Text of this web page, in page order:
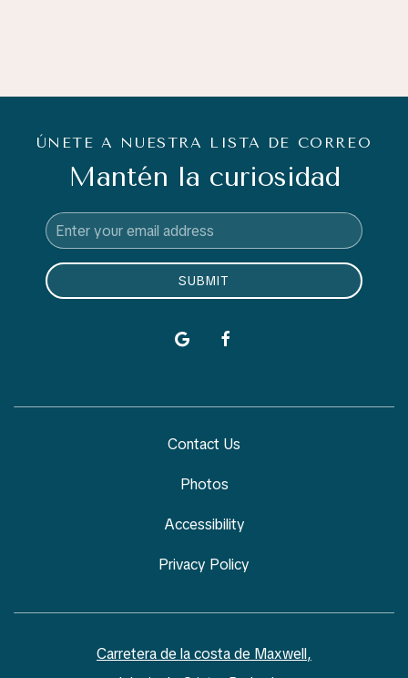
ÚNETE A NUESTRA LISTA DE CORREO
Mantén la curiosidad
Email
Address
SUBMIT
google facebook
Contact Us
Photos
Accessibility
Privacy Policy
Carretera de la costa de Maxwell,